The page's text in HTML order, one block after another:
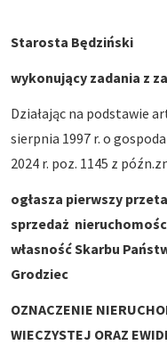
Starosta Będziński
wykonujący zadania z
Działając na podstawie
sierpnia 1997 r. o
2024 r. poz. 1145 z
ogłasza pierwszy
sprzedaż
własność Skarbu
Grodziec
OZNACZENIE
WIECZYSTEJ ORAZ